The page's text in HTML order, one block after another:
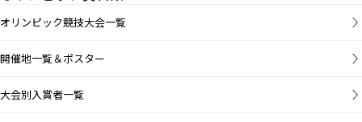
オリンピック競技大会一覧
開催地一覧＆ポスター
大会別入賞者一覧